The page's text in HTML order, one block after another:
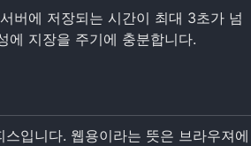
버에 저장되는 시간이 최대 3초가 넘
에 지장을 주기에 충분합니다.
스입니다. 웹용이라는 뜻은 브라우져에